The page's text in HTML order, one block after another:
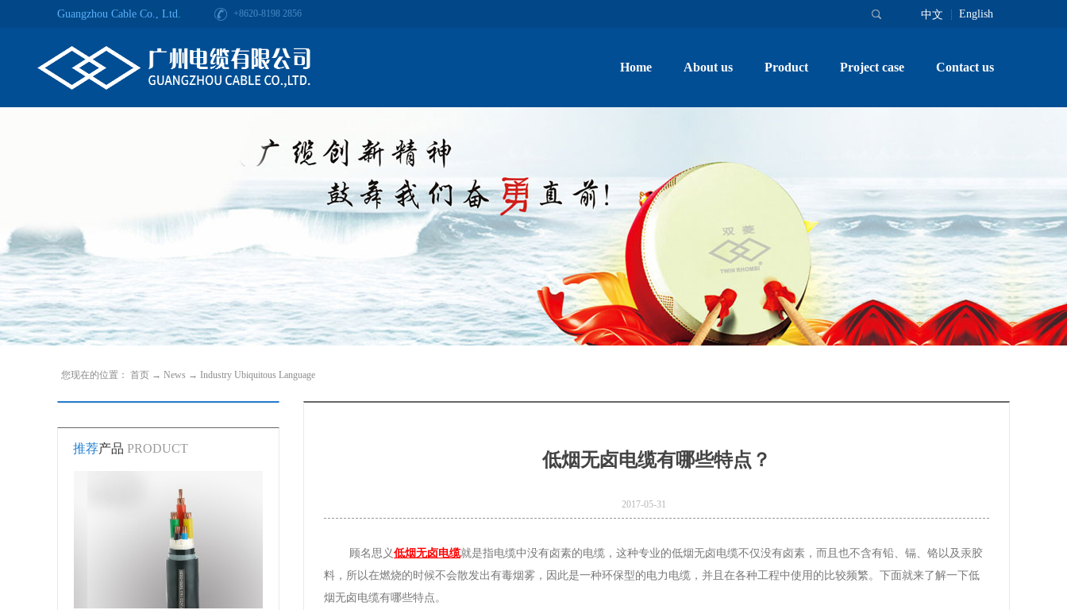
Guangzhou Cable Co., Ltd. +8620-8198 2856 中文 English
Home About us Product Project case Contact us
推荐产品 PRODUCT
您现在的位置： 首页 → News → Industry Ubiquitous Language
低烟无卤电缆有哪些特点？
2017-05-31
顾名思义低烟无卤电缆就是指电缆中没有卤素的电缆，这种专业的低烟无卤电缆不仅没有卤素，而且也不含有铅、镉、铬以及汞胶
料，所以在燃烧的时候不会散发出有毒烟雾，因此是一种环保型的电力电缆，并且在各种工程中使用的比较频繁。下面就来了解一下低
烟无卤电缆有哪些特点。